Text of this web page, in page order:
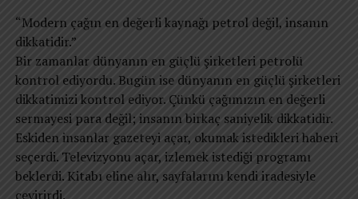
Çık semaya bak bakalım, zerre miskal yerdesin.
Sevinç duy bir nefese, bir ömür hep kederdesin.
Nişedir sürülmüş azgın öküz, boynuzların kırık.
Alacakaranlıkta kimse sağ kalmaz olur hıçkırık.
REKLAM
Bilgedir kargalar, bilincin ahir zaman ustaları.
“Modern çağın en değerli kaynağı petrol değil, insanın
dikkatidir.”
Bir zamanlar dünyanın en güçlü şirketleri petrolü
kontrol ediyordu. Bugün ise dünyanın en güçlü şirketleri
dikkatimizi kontrol ediyor. Çünkü çağımızın en değerli
sermayesi para değil; insanın birkaç saniyelik dikkatidir.
Eskiden insanlar gazeteyi açar, okumak istedikleri haberi
seçerdi. Televizyonu açar, izlemek istediği programı
beklerdi. Kitabı eline alır, sayfalarını kendi iradesiyle
çevirirdi.